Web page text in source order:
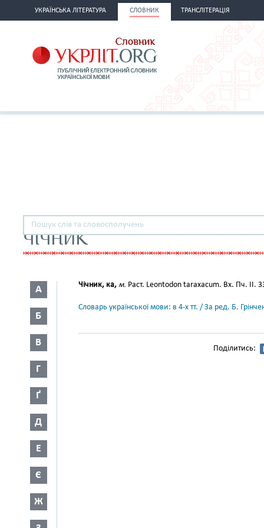
УКРАЇНСЬКА ЛІТЕРАТУРА СЛОВНИК ТРАНСЛІТЕРАЦІЯ
ЧІЧНИК
А
Б
В
Г
Ґ
Д
Е
Є
Ж
Чічник, ка, м. Раст. Leontodon taraxacum. Вх. Пч. II.
Словарь української мови: в 4-х тт. / За ред. Б.
Поділитись: